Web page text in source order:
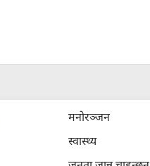
मनोरञ्जन
स्वास्थ्य